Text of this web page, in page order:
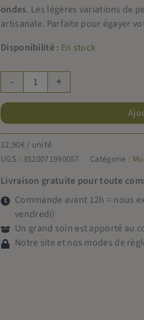
ondes. Les légères variations de
artisanale. Parfaite pour égayer
Disponibilité : En stock
-
quantité
de
Amadeus
tasse
à
thé
Alexia
+
12,90€/ unité
UGS : 3520071990057 Catégorie :
Livraison gratuite pour toute
Commande avant 12h = nous
vendredi)
Un grand soin est apporté au
Notre site et nos modes de